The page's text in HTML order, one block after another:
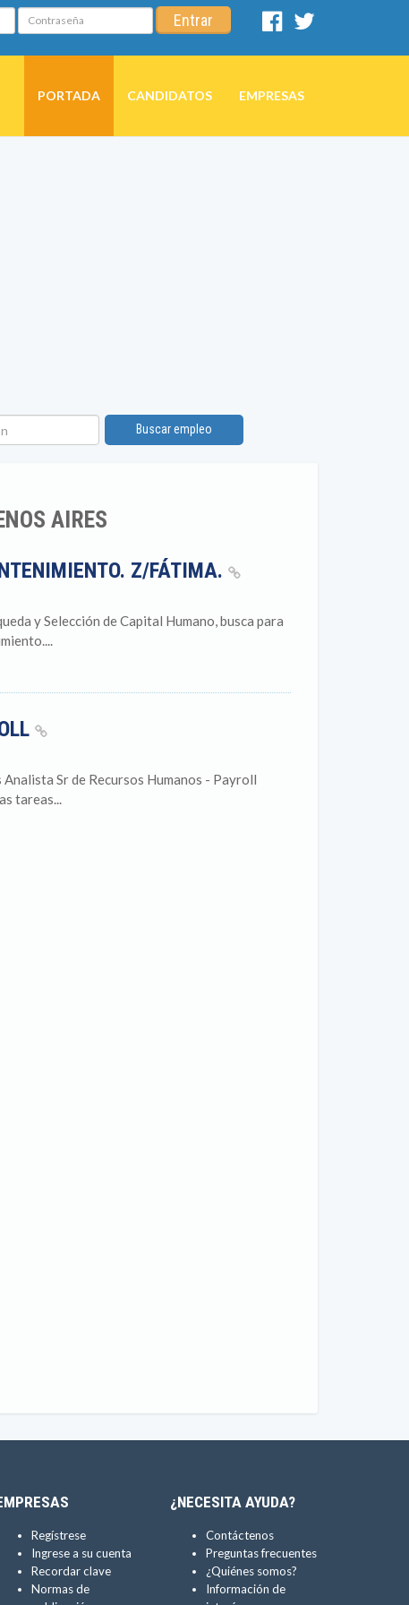
Contraseña Entrar
Facebook
PORTADA CANDIDATOS EMPRESAS
Buscar empleo
AIRES
Z/FÁTIMA.
y Selección de Capital Humano, busca para
Sr de Recursos Humanos - Payroll
tareas...
Regístrese
Ingrese a su cuenta
Recordar clave
Normas de
¿NECESITA AYUDA?
Contáctenos
Preguntas frecuentes
¿Quiénes somos?
Información de